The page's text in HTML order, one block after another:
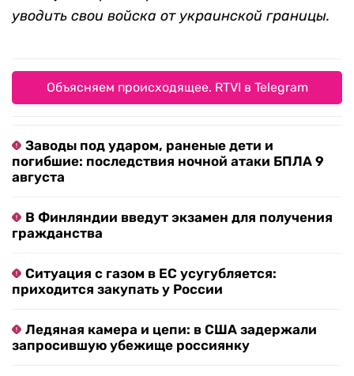
уводить свои войска от украинской границы.
Объясняем происходящее. RTVI в Telegram
Заводы под ударом, раненые дети и
погибшие: последствия ночной атаки БПЛА 9
августа
В Финляндии введут экзамен для получения
гражданства
Ситуация с газом в ЕС усугубляется:
приходится закупать у России
Ледяная камера и цепи: в США задержали
запросившую убежище россиянку